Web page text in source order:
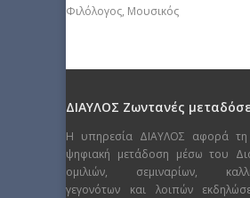
Φιλόλογος, Μουσικός
ΔΙΑΥΛΟΣ Ζωντανές
Η υπηρεσία ΔΙΑΥΛΟΣ αφορά τη
ψηφιακή μετάδοση μέσω του
ομιλιών, σεμιναρίων,
γεγονότων και λοιπών